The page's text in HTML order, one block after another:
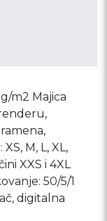
m2 Majica
M, L, XL,
XXS i 4XL
50/5/1
digitalna